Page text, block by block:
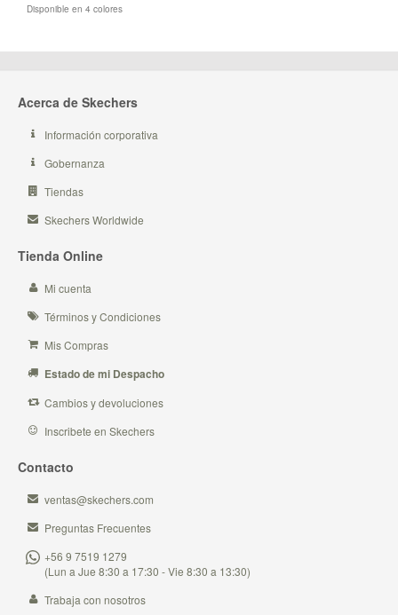
Disponible en 4 colores
Acerca de Skechers
Información corporativa
Gobernanza
Tiendas
Skechers Worldwide
Tienda Online
Mi cuenta
Términos y Condiciones
Mis Compras
Estado de mi Despacho
Cambios y devoluciones
Inscribete en Skechers
Contacto
ventas@skechers.com
Preguntas Frecuentes
+56 9 7519 1279
(Lun a Jue 8:30 a 17:30 - Vie 8:30 a 13:30)
Trabaja con nosotros